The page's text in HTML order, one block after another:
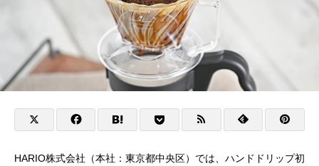
HARIO株式会社（本社：東京都中央区）では、ハンドドリップ初